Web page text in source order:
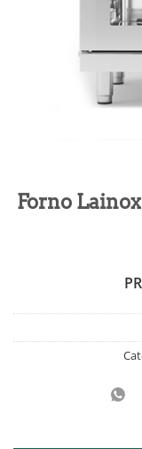
Forno